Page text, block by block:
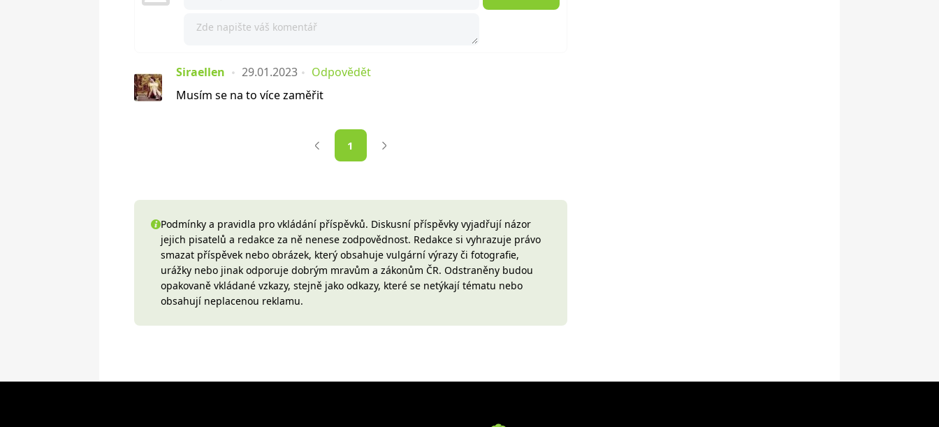
Siraellen 29.01.2023
Odpovědět
Musím se na to více zaměřit
1
Podmínky a pravidla pro vkládání příspěvků. Diskusní příspěvky vyjadřují názor
jejich pisatelů a redakce za ně nenese zodpovědnost. Redakce si vyhrazuje právo
smazat příspěvek nebo obrázek, který obsahuje vulgární výrazy či fotografie,
urážky nebo jinak odporuje dobrým mravům a zákonům ČR. Odstraněny budou
opakovaně vkládané vzkazy, stejně jako odkazy, které se netýkají tématu nebo
obsahují neplacenou reklamu.